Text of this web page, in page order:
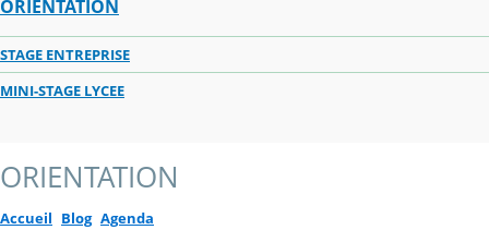
ORIENTATION
STAGE ENTREPRISE
MINI-STAGE LYCEE
ORIENTATION
Accueil Blog Agenda